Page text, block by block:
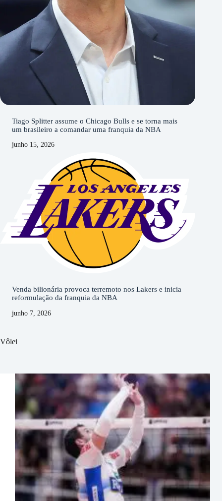
Tiago Splitter assume o Chicago Bulls e se torna mais
um brasileiro a comandar uma franquia da NBA
junho 15, 2026
Venda bilionária provoca terremoto nos Lakers e inicia
reformulação da franquia da NBA
junho 7, 2026
Vôlei